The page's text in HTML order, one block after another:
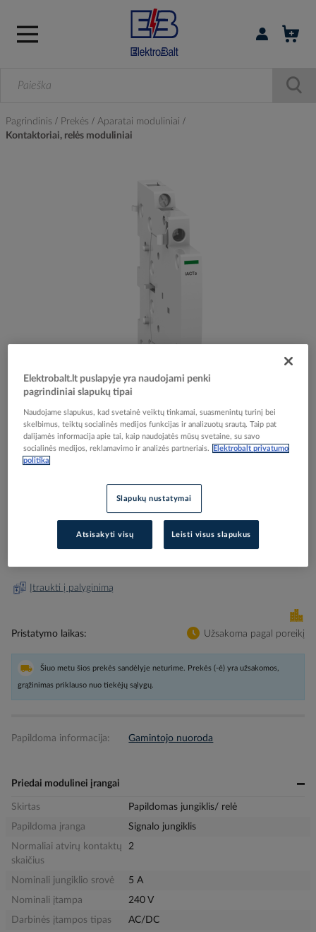
Prisijungti /
Pagrindinis Prekės
Aparatai moduliniai
Kontaktoriai, relės moduliniai
Skip
the
beginning
Reali prekė gali skirtis nuo pavaizduotos nuotraukoje
Kontaktas papildomas 2no ant šono 0.5 modulio
iACTs Acti9 - SCHNEIDER ELECTRIC
Gamintojo prekės kodas
A9C15916
Prisijunkite, norėdami pamatyti kainas
Įtraukti į palyginimą
Pristatymo laikas Užsakoma pagal poreikį
Šiuo metu šios prekės sandėlyje neturime. Prekės (-ė) yra užsakomos,
grąžinimas priklauso nuo tiekėjų sąlygų.
Papildoma informacija: Gamintojo nuoroda
Priedai modulinei įrangai
Skirtas
Papildomas jungiklis/ relė
Papildoma įranga
Signalo jungiklis
Normaliai atvirų kontaktų
skaičius
2
Nominali jungiklio srovė
5 A
Nominali įtampa
240 V
Darbinės įtampos tipas
AC/DC
Elektrobalt.lt puslapyje yra naudojami penki
pagrindiniai slapukų tipai
Naudojame slapukus, kad svetainė veiktų tinkamai, suasmenintų turinį bei
skelbimus, teiktų socialinės medijos funkcijas ir analizuotų srautą. Taip pat
dalijamės informacija apie tai, kaip naudojatės mūsų svetaine, su savo
socialinės medijos, reklamavimo ir analizės partneriais.
Elektrobalt privatumo
politika
Slapukų nustatymai
Atsisakyti visų Leisti visus slapukus